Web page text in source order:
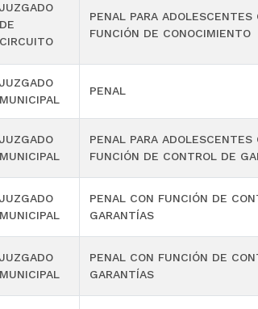
JUZGADO
DE
CIRCUITO
PENAL PARA ADOLESCENTES
FUNCIÓN DE CONOCIMIENTO
JUZGADO
MUNICIPAL
PENAL
JUZGADO
MUNICIPAL
PENAL PARA ADOLESCENTES
FUNCIÓN DE CONTROL DE
JUZGADO
MUNICIPAL
PENAL CON FUNCIÓN DE
GARANTÍAS
JUZGADO
MUNICIPAL
PENAL CON FUNCIÓN DE
GARANTÍAS